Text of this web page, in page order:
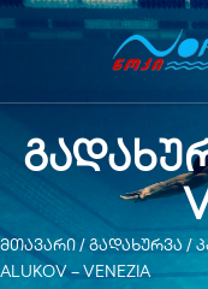
მთავარი / გადახურვა /
ALUKOV – VENEZIA